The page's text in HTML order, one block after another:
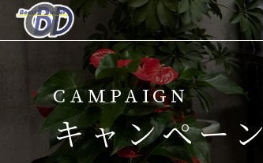
当サロンについて
メニュー
CAMPAIGN
キャンペーン